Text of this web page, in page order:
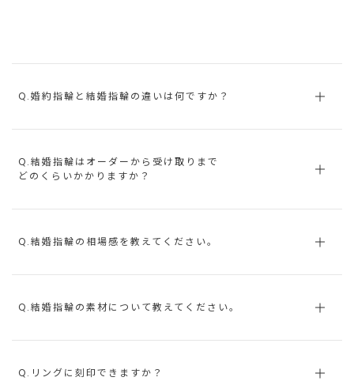
Q.婚約指輪と結婚指輪の違いは何ですか？
Q.結婚指輪はオーダーから受け取りまで
どのくらいかかりますか？
Q.結婚指輪の相場感を教えてください。
Q.結婚指輪の素材について教えてください。
Q.リングに刻印できますか？